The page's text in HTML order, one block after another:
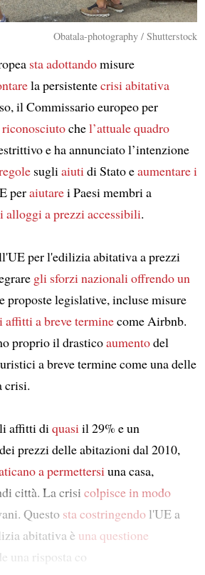
Obatala-photography / Shutterstock
sta adottandomisure
la persistentecrisi abitativa
il Commissario europeo per
riconosciutochel’attuale quadro
e ha annunciato l’intenzione
sugli aiuti di Stato eaumentare i
peraiutarei Paesi membri a
alloggi a prezzi accessibili.
per l'edilizia abitativa a prezzi
gli sforzi nazionali offrendo un
proposte legislative, incluse misure
affitti a breve terminecome Airbnb.
proprio il drasticoaumentodel
a breve termine come una delle
crisi.
affitti di quasi il 29% e un
prezzi delle abitazioni dal 2010,
a permettersi una casa,
città. La crisi colpisce in modo
Questo sta costringendol'UE a
abitativa è una questione
una risposta co